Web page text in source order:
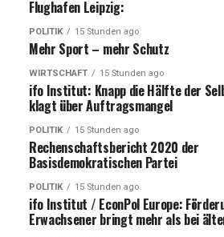
Flughafen Leipzig:
POLITIK 15 Stunden ago
Mehr Sport – mehr Schutz
WIRTSCHAFT 15 Stunden ago
ifo Institut: Knapp die Hälfte der
klagt über Auftragsmangel
POLITIK 15 Stunden ago
Rechenschaftsbericht 2020 der
Basisdemokratischen Partei
POLITIK 15 Stunden ago
ifo Institut / EconPol Europe:
Erwachsener bringt mehr als bei